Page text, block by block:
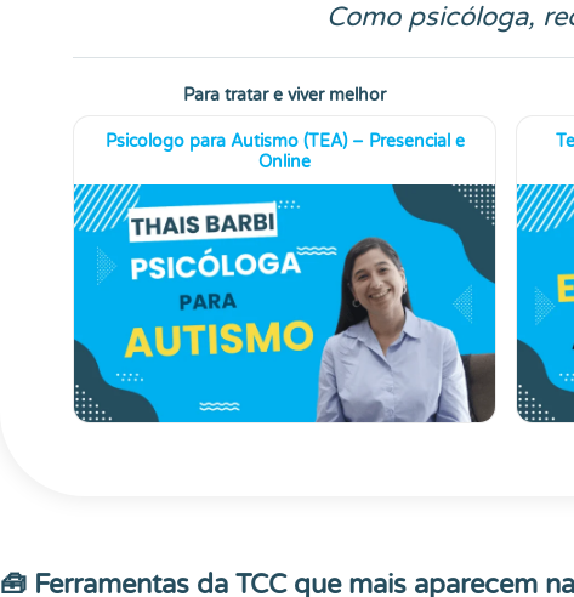
Como psicóloga,
Para tratar e viver melhor
Psicologo para Autismo (TEA) – Presencial e
Online
🧰 Ferramentas da TCC que mais aparecem